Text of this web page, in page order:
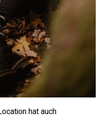
hat auch